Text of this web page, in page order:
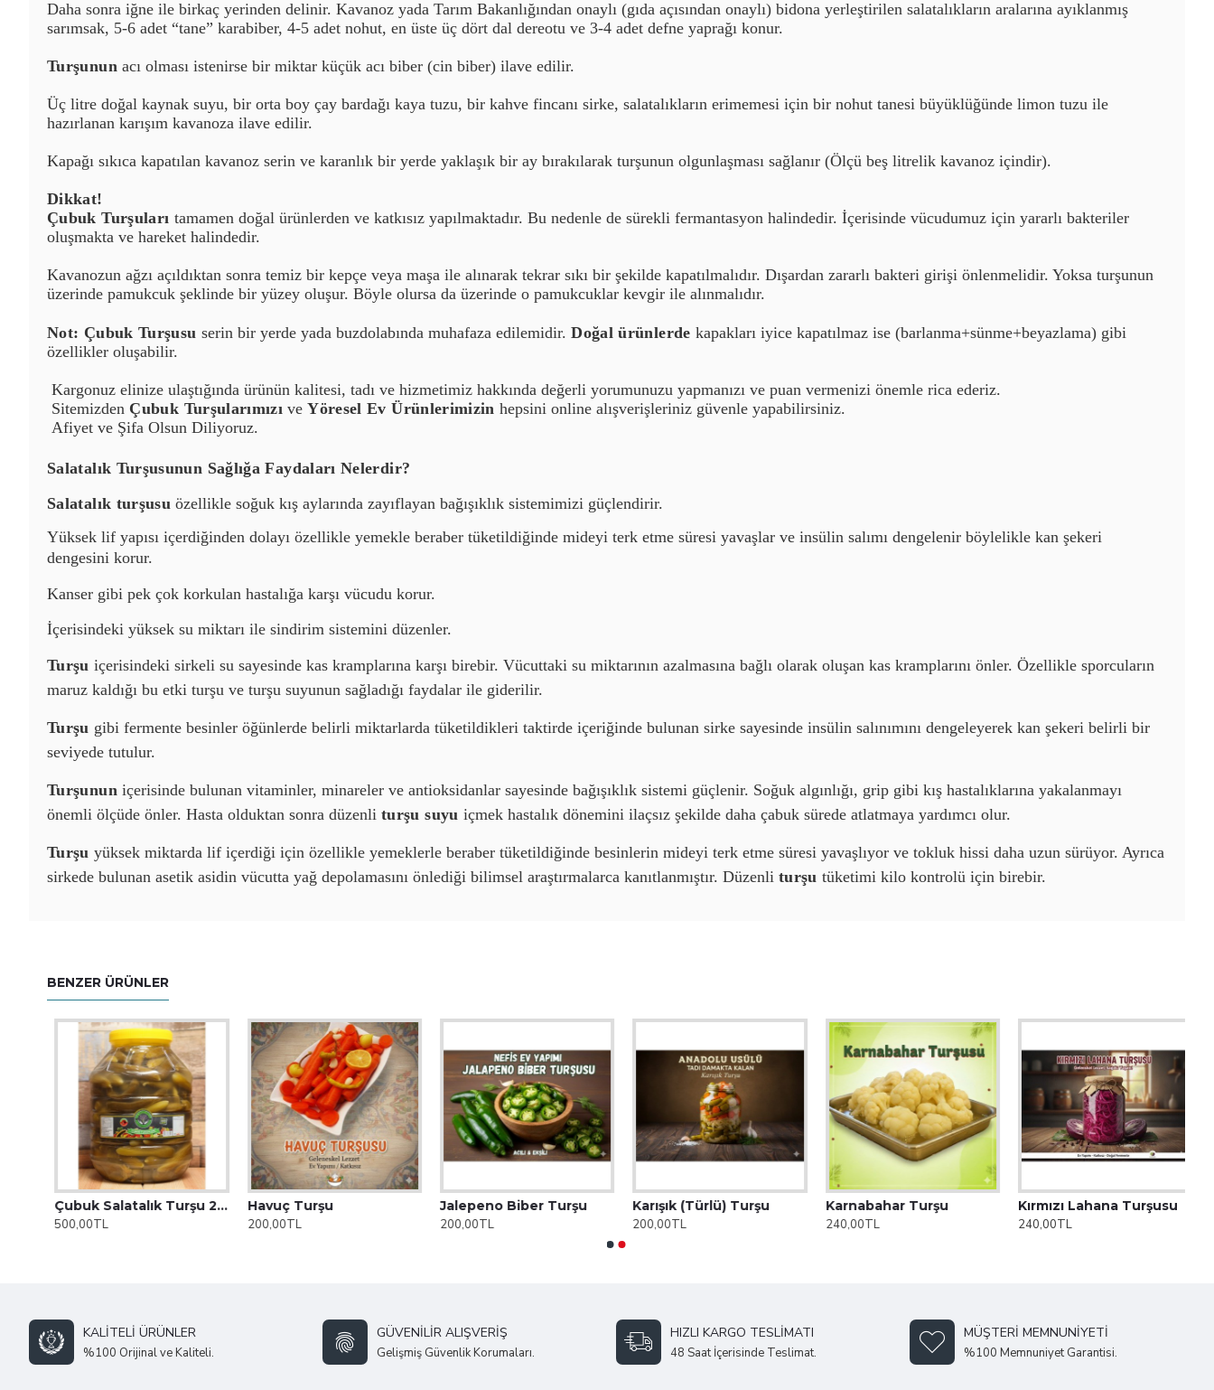
Daha sonra iğne ile birkaç yerinden delinir. Kavanoz yada Tarım Bakanlığından onaylı (gıda açısından onaylı) bidona yerleştirilen salatalıkların aralarına ayıklanmış
sarımsak, 5-6 adet “tane” karabiber, 4-5 adet nohut, en üste üç dört dal dereotu ve 3-4 adet defne yaprağı konur.
Turşununacı olması istenirse bir miktar küçük acı biber (cin biber) ilave edilir.
Üç litre doğal kaynak suyu, bir orta boy çay bardağı kaya tuzu, bir kahve fincanı sirke, salatalıkların erimemesi için bir nohut tanesi büyüklüğünde limon tuzu ile
hazırlanan karışım kavanoza ilave edilir.
Kapağı sıkıca kapatılan kavanoz serin ve karanlık bir yerde yaklaşık bir ay bırakılarak turşunun olgunlaşması sağlanır (Ölçü beş litrelik kavanoz içindir).
Dikkat!
Çubuk Turşuları tamamen doğal ürünlerden ve katkısız yapılmaktadır. Bu nedenle de sürekli fermantasyon halindedir. İçerisinde vücudumuz için yararlı bakteriler
oluşmakta ve hareket halindedir.
Kavanozun ağzı açıldıktan sonra temiz bir kepçe veya maşa ile alınarak tekrar sıkı bir şekilde kapatılmalıdır. Dışardan zararlı bakteri girişi önlenmelidir. Yoksa turşunun
üzerinde pamukcuk şeklinde bir yüzey oluşur. Böyle olursa da üzerinde o pamukcuklar kevgir ile alınmalıdır.
Not: Çubuk Turşusu serin bir yerde yada buzdolabında muhafaza edilemidir. Doğal ürünlerde kapakları iyice kapatılmaz ise (barlanma+sünme+beyazlama) gibi
özellikler oluşabilir.
Kargonuz elinize ulaştığında ürünün kalitesi, tadı ve hizmetimiz hakkında değerli yorumunuzu yapmanızı ve puan vermenizi önemle rica ederiz.
Sitemizden Çubuk Turşularımızı veYöresel Ev Ürünlerimizin hepsini online alışverişleriniz güvenle yapabilirsiniz.
Afiyet ve Şifa Olsun Diliyoruz.
Salatalık Turşusunun Sağlığa Faydaları Nelerdir?
Salatalık turşusu özellikle soğuk kış aylarında zayıflayan bağışıklık sistemimizi güçlendirir.
Yüksek lif yapısı içerdiğinden dolayı özellikle yemekle beraber tüketildiğinde mideyi terk etme süresi yavaşlar ve insülin salımı dengelenir böylelikle kan şekeri
dengesini korur.
Kanser gibi pek çok korkulan hastalığa karşı vücudu korur.
İçerisindeki yüksek su miktarı ile sindirim sistemini düzenler.
Turşu içerisindeki sirkeli su sayesinde kas kramplarına karşı birebir. Vücuttaki su miktarının azalmasına bağlı olarak oluşan kas kramplarını önler. Özellikle sporcuların
maruz kaldığı bu etki turşu ve turşu suyunun sağladığı faydalar ile giderilir.
Turşu gibi fermente besinler öğünlerde belirli miktarlarda tüketildikleri taktirde içeriğinde bulunan sirke sayesinde insülin salınımını dengeleyerek kan şekeri belirli bir
seviyede tutulur.
Turşununiçerisinde bulunan vitaminler, minareler ve antioksidanlar sayesinde bağışıklık sistemi güçlenir. Soğuk algınlığı, grip gibi kış hastalıklarına yakalanmayı
önemli ölçüde önler. Hasta olduktan sonra düzenli turşu suyu içmek hastalık dönemini ilaçsız şekilde daha çabuk sürede atlatmaya yardımcı olur.
Turşu yüksek miktarda lif içerdiği için özellikle yemeklerle beraber tüketildiğinde besinlerin mideyi terk etme süresi yavaşlıyor ve tokluk hissi daha uzun sürüyor. Ayrıca
sirkede bulunan asetik asidin vücutta yağ depolamasını önlediği bilimsel araştırmalarca kanıtlanmıştır. Düzenli turşutüketimi kilo kontrolü için birebir.
BENZER ÜRÜNLER
Çubuk Salatalık Turşu 2 Numara
500,00TL
Havuç Turşu
200,00TL
Jalepeno Biber Turşu
200,00TL
Karışık (Türlü) Turşu
200,00TL
Karnabahar Turşu
240,00TL
Kırmızı Lahana Turşusu
240,00TL
KALITELI ÜRÜNLER
%100 Orijinal ve Kaliteli.
GÜVENILIR ALIŞVERIŞ
Gelişmiş Güvenlik Korumaları.
HIZLI KARGO TESLIMATI
48 Saat İçerisinde Teslimat.
MÜŞTERI MEMNUNIYETI
%100 Memnuniyet Garantisi.